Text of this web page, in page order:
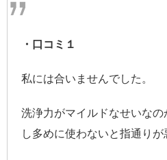
・口コミ１
私には合いませんでした。
洗浄力がマイルドなせいな
し多めに使わないと指通りが